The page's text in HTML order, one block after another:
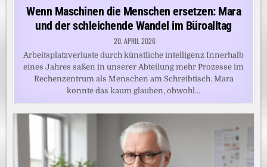
in
Wenn Maschinen die Menschen ersetzen: Mara
und der schleichende Wandel im Büroalltag
20. APRIL 2026
Arbeitsplatzverluste durch künstliche intelligenz Innerhalb
eines Jahres saßen in unserer Abteilung mehr Prozesse im
Rechenzentrum als Menschen am Schreibtisch. Mara
konnte das kaum glauben, obwohl…